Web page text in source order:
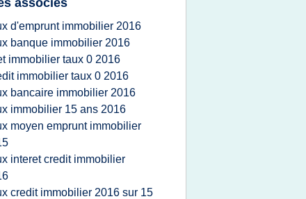
associés
d'emprunt immobilier 2016
banque immobilier 2016
immobilier taux 0 2016
immobilier taux 0 2016
bancaire immobilier 2016
immobilier 15 ans 2016
moyen emprunt immobilier
interet credit immobilier
credit immobilier 2016 sur 15